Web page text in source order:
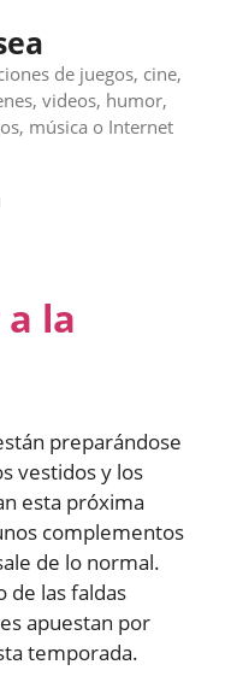
de juegos, cine,
videos, humor,
música o Internet
la
preparándose
vestidos y los
esta próxima
complementos
de lo normal.
de las faldas
apuestan por
temporada.